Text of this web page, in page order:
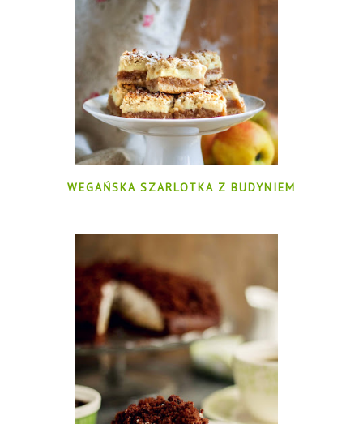
WEGAŃSKA SZARLOTKA Z BUDYNIEM